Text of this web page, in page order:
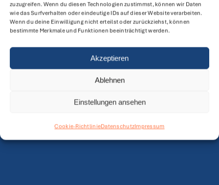
zuzugreifen. Wenn du diesen Technologien zustimmst, können wir Daten
wie das Surfverhalten oder eindeutige IDs auf dieser Website verarbeiten.
Wenn du deine Einwilligung nicht erteilst oder zurückziehst, können
bestimmte Merkmale und Funktionen beeinträchtigt werden.
Akzeptieren
Ablehnen
Einstellungen ansehen
Cookie-RichtlinieDatenschutzImpressum